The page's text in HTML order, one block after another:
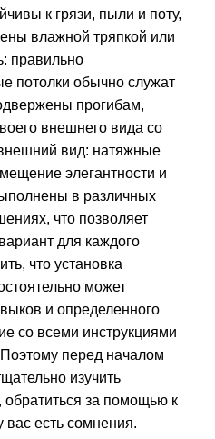
к грязи, пыли и поту,
влажной тряпкой или
правильно
потолки обычно служат
прогибам,
внешнего вида со
вид: натяжные
элегантности и
в различных
что позволяет
для каждого
что установка
может
и определенного
со всеми инструкциями
перед началом
изучить
обратиться за помощью к
есть сомнения.